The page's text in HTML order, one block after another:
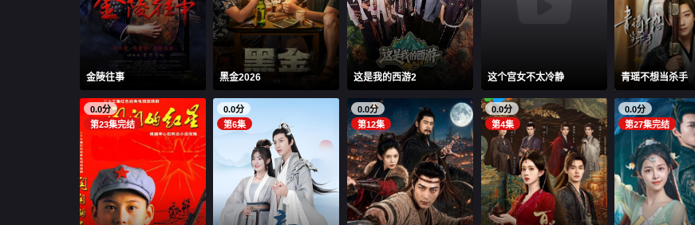
金陵往事 黑金2026 这是我的西游2 这个宫女不太冷静 青瑶不想当杀手
0.0分
第23集完结
0.0分
第6集
0.0分
第12集
0.0分
第4集
0.0分
第27集完结